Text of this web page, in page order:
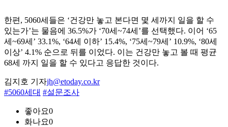
한편, 5060세들은 ‘건강만 놓고 본다면 몇 세까지 일을 할 수
있는가’는 물음에 36.5%가 ‘70세~74세’를 선택했다. 이어 ‘65
세~69세’ 33.1%, ‘64세 이하’ 15.4%, ‘75세~79세’ 10.9%, ‘80세
이상’ 4.1% 순으로 뒤를 이었다. 이는 건강만 놓고 볼 때 평균
68세 까지 일을 할 수 있다고 응답한 것이다.
김지호 기자jh@etoday.co.kr
#5060세대 #설문조사
좋아요0
화나요0